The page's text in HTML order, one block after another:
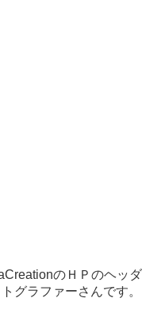
のＨＰのヘッ
グラファーさんです。